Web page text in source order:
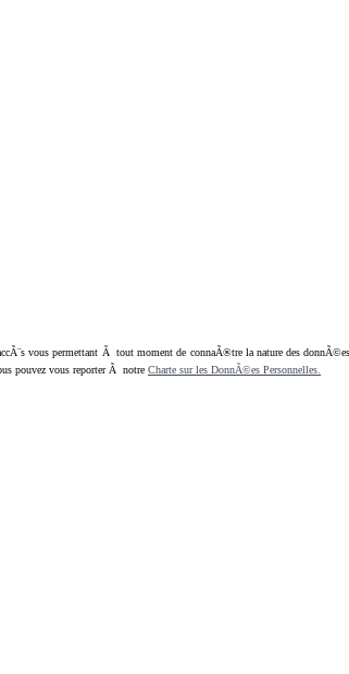
vous permettant Ã tout moment de connaÃ®tre la nature des
pouvez vous reporter Ã notre Charte sur les DonnÃ©es Personnelles.